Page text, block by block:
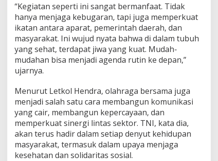
“Kegiatan seperti ini sangat bermanfaat. Tidak
hanya menjaga kebugaran, tapi juga memperkuat
ikatan antara aparat, pemerintah daerah, dan
masyarakat. Ini wujud nyata bahwa di dalam tubuh
yang sehat, terdapat jiwa yang kuat. Mudah-
mudahan bisa menjadi agenda rutin ke depan,”
ujarnya.
Menurut Letkol Hendra, olahraga bersama juga
menjadi salah satu cara membangun komunikasi
yang cair, membangun kepercayaan, dan
memperkuat sinergi lintas sektor. TNI, kata dia,
akan terus hadir dalam setiap denyut kehidupan
masyarakat, termasuk dalam upaya menjaga
kesehatan dan solidaritas sosial.